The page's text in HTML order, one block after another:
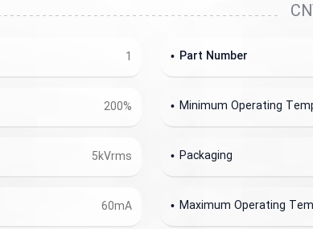
Part Number
1
Minimum Operating
200%
Packaging
5kVrms
Maximum Operating
60mA